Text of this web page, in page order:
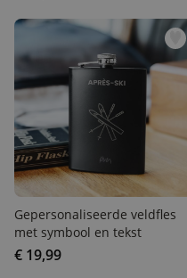
Gepersonaliseerde veldfles
met symbool en tekst
€ 19,99